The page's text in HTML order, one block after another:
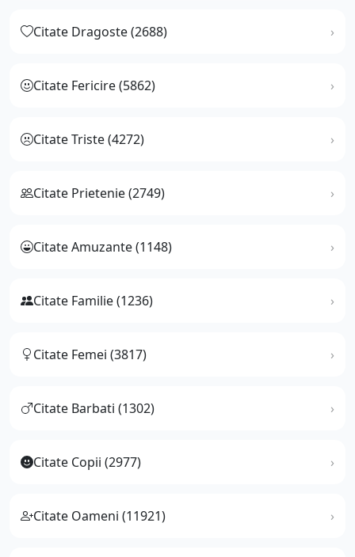
Citate Dragoste (2688)
Citate Fericire (5862)
Citate Triste (4272)
Citate Prietenie (2749)
Citate Amuzante (1148)
Citate Familie (1236)
Citate Femei (3817)
Citate Barbati (1302)
Citate Copii (2977)
Citate Oameni (11921)